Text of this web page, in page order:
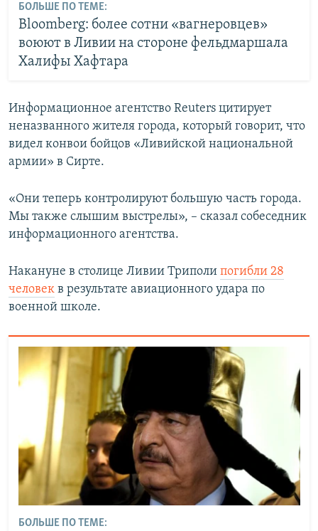
БОЛЬШЕ ПО ТЕМЕ:
Bloomberg: более сотни «вагнеровцев»
воюют в Ливии на стороне фельдмаршала
Халифы Хафтара
Информационное агентство Reuters цитирует
неназванного жителя города, который говорит, что
видел конвои бойцов «Ливийской национальной
армии» в Сирте.
«Они теперь контролируют большую часть города.
Мы также слышим выстрелы», – сказал собеседник
информационного агентства.
Накануне в столице Ливии Триполи погибли 28
человек в результате авиационного удара по
военной школе.
БОЛЬШЕ ПО ТЕМЕ: